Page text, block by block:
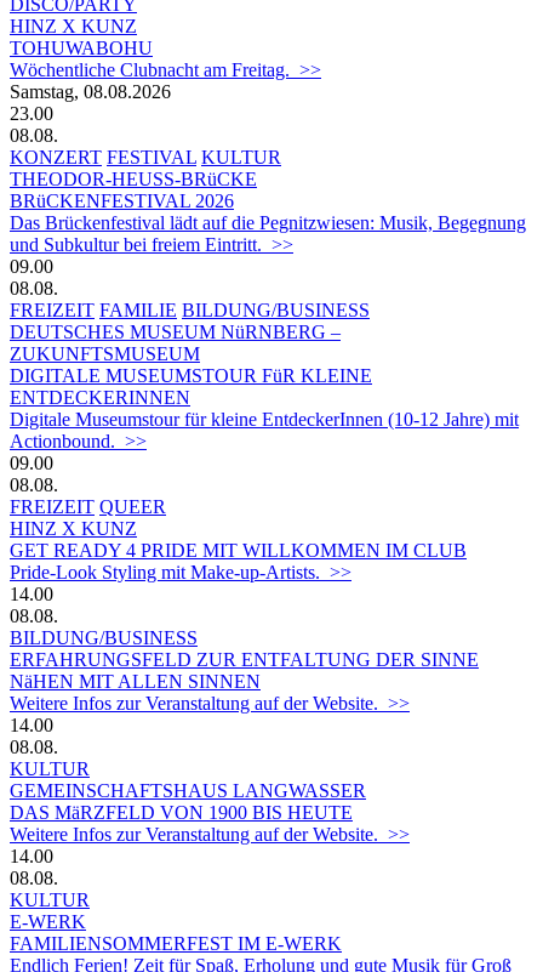
HINZ X KUNZ
TOHUWABOHU
Wöchentliche Clubnacht am Freitag. >>
Samstag, 08.08.2026
23.00
08.08.
KONZERT FESTIVAL KULTUR
THEODOR-HEUSS-BRüCKE
BRüCKENFESTIVAL 2026
Das Brückenfestival lädt auf die Pegnitzwiesen: Musik, Begegnung
und Subkultur bei freiem Eintritt. >>
09.00
08.08.
FREIZEIT FAMILIE BILDUNG/BUSINESS
DEUTSCHES MUSEUM NüRNBERG –
ZUKUNFTSMUSEUM
DIGITALE MUSEUMSTOUR FüR KLEINE
ENTDECKERINNEN
Digitale Museumstour für kleine EntdeckerInnen (10-12 Jahre) mit
Actionbound. >>
09.00
08.08.
FREIZEIT QUEER
HINZ X KUNZ
GET READY 4 PRIDE MIT WILLKOMMEN IM CLUB
Pride-Look Styling mit Make-up-Artists. >>
14.00
08.08.
BILDUNG/BUSINESS
ERFAHRUNGSFELD ZUR ENTFALTUNG DER SINNE
NäHEN MIT ALLEN SINNEN
Weitere Infos zur Veranstaltung auf der Website. >>
14.00
08.08.
KULTUR
GEMEINSCHAFTSHAUS LANGWASSER
DAS MäRZFELD VON 1900 BIS HEUTE
Weitere Infos zur Veranstaltung auf der Website. >>
14.00
08.08.
KULTUR
E-WERK
FAMILIENSOMMERFEST IM E-WERK
Endlich Ferien! Zeit für Spaß, Erholung und gute Musik für Groß